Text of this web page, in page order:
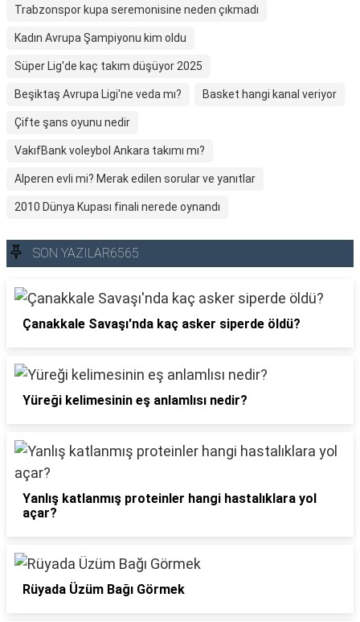
Trabzonspor kupa seremonisine neden çıkmadı
Kadın Avrupa Şampiyonu kim oldu
Süper Lig'de kaç takım düşüyor 2025
Beşiktaş Avrupa Ligi'ne veda mı? Basket hangi kanal veriyor
Çifte şans oyunu nedir
VakıfBank voleybol Ankara takımı mı?
Alperen evli mi? Merak edilen sorular ve yanıtlar
2010 Dünya Kupası finali nerede oynandı
SON YAZILAR6565
Çanakkale Savaşı'nda kaç asker siperde öldü?
Yüreği kelimesinin eş anlamlısı nedir?
Yanlış katlanmış proteinler hangi hastalıklara yol
açar?
Rüyada Üzüm Bağı Görmek